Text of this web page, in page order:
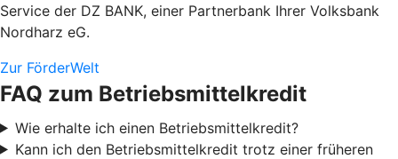
Service der DZ BANK, einer Partnerbank Ihrer Volksbank
Nordharz eG.
Zur FörderWelt
FAQ zum Betriebsmittelkredit
Wie erhalte ich einen Betriebsmittelkredit?
Kann ich den Betriebsmittelkredit trotz einer früheren